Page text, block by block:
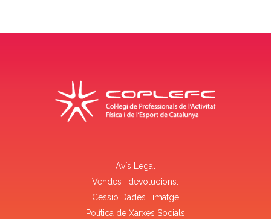
Avís Legal
Vendes i devolucions.
Cessió Dades i imatge
Política de Xarxes Socials